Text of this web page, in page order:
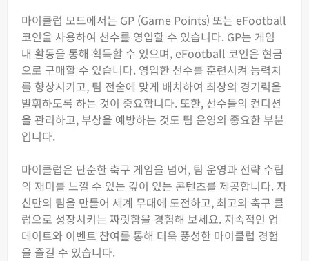
마이클럽 모드에서는 GP (Game Points) 또는 eFootball
코인을 사용하여 선수를 영입할 수 있습니다. GP는 게임
내 활동을 통해 획득할 수 있으며, eFootball 코인은 현금
으로 구매할 수 있습니다. 영입한 선수를 훈련시켜 능력치
를 향상시키고, 팀 전술에 맞게 배치하여 최상의 경기력을
발휘하도록 하는 것이 중요합니다. 또한, 선수들의 컨디션
을 관리하고, 부상을 예방하는 것도 팀 운영의 중요한 부분
입니다.
마이클럽은 단순한 축구 게임을 넘어, 팀 운영과 전략 수립
의 재미를 느낄 수 있는 깊이 있는 콘텐츠를 제공합니다. 자
신만의 팀을 만들어 세계 무대에 도전하고, 최고의 축구 클
럽으로 성장시키는 짜릿함을 경험해 보세요. 지속적인 업
데이트와 이벤트 참여를 통해 더욱 풍성한 마이클럽 경험
을 즐길 수 있습니다.